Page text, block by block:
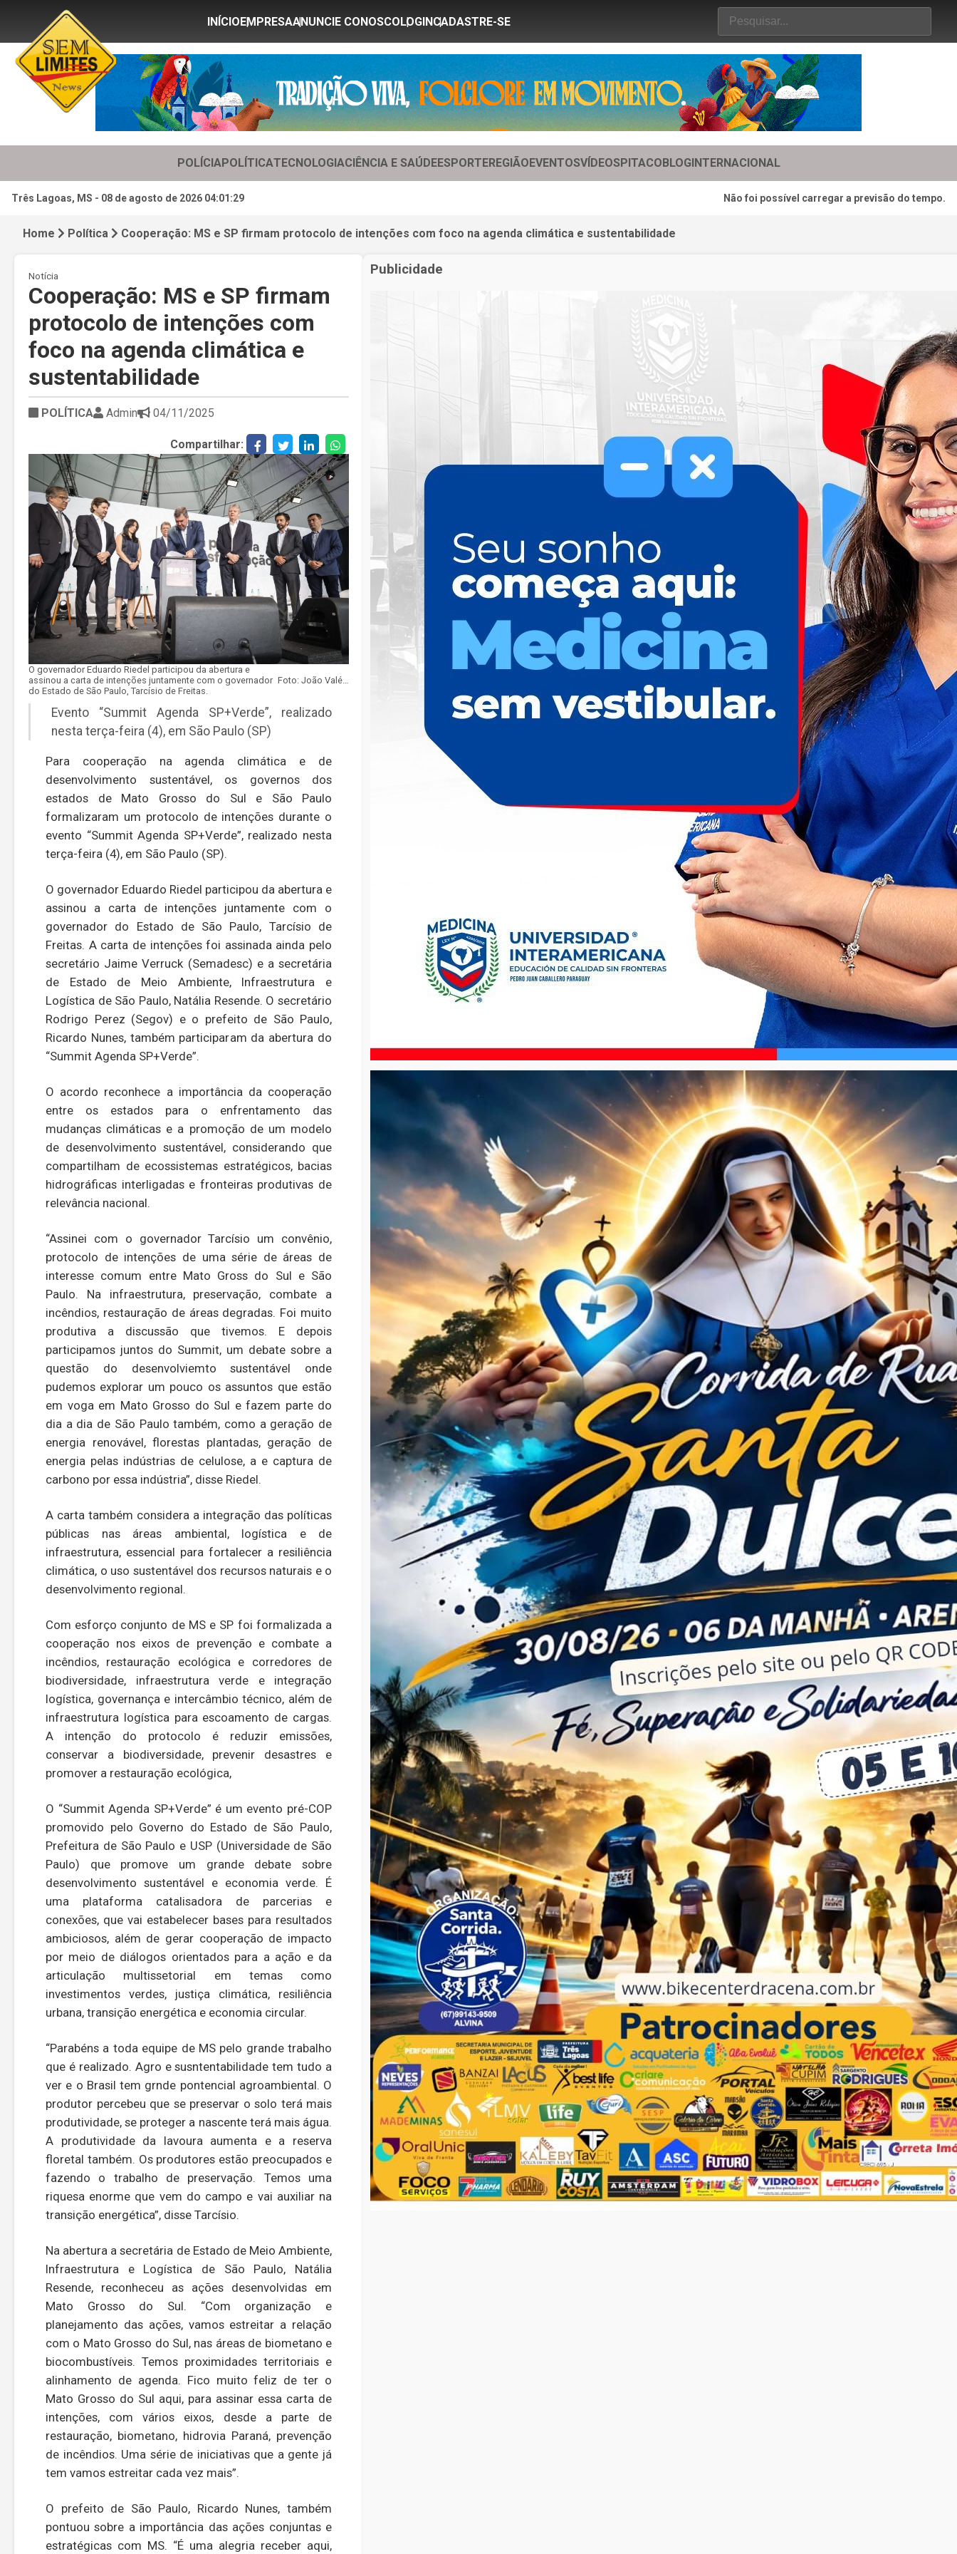
INÍCIOEMPRESAANUNCIE CONOSCOLOGINCADASTRE-SE
POLÍCIAPOLÍTICATECNOLOGIACIÊNCIA E SAÚDEESPORTEREGIÃOEVENTOSVÍDEOSPITACOBLOGINTERNACIONAL
Três Lagoas, MS - 08 de agosto de 2026 04:01:31 Não foi possível carregar a previsão do tempo.
Home Política Cooperação: MS e SP firmam protocolo de intenções com foco na agenda climática e sustentabilidade
Notícia
Cooperação: MS e SP firmam
protocolo de intenções com
foco na agenda climática e
sustentabilidade
POLÍTICA Admin 04/11/2025
Compartilhar:
O governador Eduardo Riedel participou da abertura e
assinou a carta de intenções juntamente com o governador
do Estado de São Paulo, Tarcísio de Freitas.
Foto: João Valério/ Governo do Estado de SP
Evento “Summit Agenda SP+Verde”, realizado
nesta terça-feira (4), em São Paulo (SP)
Para cooperação na agenda climática e de
desenvolvimento sustentável, os governos dos
estados de Mato Grosso do Sul e São Paulo
formalizaram um protocolo de intenções durante o
evento “Summit Agenda SP+Verde”, realizado nesta
terça-feira (4), em São Paulo (SP).
O governador Eduardo Riedel participou da abertura e
assinou a carta de intenções juntamente com o
governador do Estado de São Paulo, Tarcísio de
Freitas. A carta de intenções foi assinada ainda pelo
secretário Jaime Verruck (Semadesc) e a secretária
de Estado de Meio Ambiente, Infraestrutura e
Logística de São Paulo, Natália Resende. O secretário
Rodrigo Perez (Segov) e o prefeito de São Paulo,
Ricardo Nunes, também participaram da abertura do
“Summit Agenda SP+Verde”.
O acordo reconhece a importância da cooperação
entre os estados para o enfrentamento das
mudanças climáticas e a promoção de um modelo
de desenvolvimento sustentável, considerando que
compartilham de ecossistemas estratégicos, bacias
hidrográficas interligadas e fronteiras produtivas de
relevância nacional.
“Assinei com o governador Tarcísio um convênio,
protocolo de intenções de uma série de áreas de
interesse comum entre Mato Gross do Sul e São
Paulo. Na infraestrutura, preservação, combate a
incêndios, restauração de áreas degradas. Foi muito
produtiva a discussão que tivemos. E depois
participamos juntos do Summit, um debate sobre a
questão do desenvolviemto sustentável onde
pudemos explorar um pouco os assuntos que estão
em voga em Mato Grosso do Sul e fazem parte do
dia a dia de São Paulo também, como a geração de
energia renovável, florestas plantadas, geração de
energia pelas indústrias de celulose, a e captura de
carbono por essa indústria”, disse Riedel.
A carta também considera a integração das políticas
públicas nas áreas ambiental, logística e de
infraestrutura, essencial para fortalecer a resiliência
climática, o uso sustentável dos recursos naturais e o
desenvolvimento regional.
Com esforço conjunto de MS e SP foi formalizada a
cooperação nos eixos de prevenção e combate a
incêndios, restauração ecológica e corredores de
biodiversidade, infraestrutura verde e integração
logística, governança e intercâmbio técnico, além de
infraestrutura logística para escoamento de cargas.
A intenção do protocolo é reduzir emissões,
conservar a biodiversidade, prevenir desastres e
promover a restauração ecológica,
O “Summit Agenda SP+Verde” é um evento pré-COP
promovido pelo Governo do Estado de São Paulo,
Prefeitura de São Paulo e USP (Universidade de São
Paulo) que promove um grande debate sobre
desenvolvimento sustentável e economia verde. É
uma plataforma catalisadora de parcerias e
conexões, que vai estabelecer bases para resultados
ambiciosos, além de gerar cooperação de impacto
por meio de diálogos orientados para a ação e da
articulação multissetorial em temas como
investimentos verdes, justiça climática, resiliência
urbana, transição energética e economia circular.
“Parabéns a toda equipe de MS pelo grande trabalho
que é realizado. Agro e susntentabilidade tem tudo a
ver e o Brasil tem grnde pontencial agroambiental. O
produtor percebeu que se preservar o solo terá mais
produtividade, se proteger a nascente terá mais água.
A produtividade da lavoura aumenta e a reserva
floretal também. Os produtores estão preocupados e
fazendo o trabalho de preservação. Temos uma
riquesa enorme que vem do campo e vai auxiliar na
transição energética”, disse Tarcísio.
Na abertura a secretária de Estado de Meio Ambiente,
Infraestrutura e Logística de São Paulo, Natália
Resende, reconheceu as ações desenvolvidas em
Mato Grosso do Sul. “Com organização e
planejamento das ações, vamos estreitar a relação
com o Mato Grosso do Sul, nas áreas de biometano e
biocombustíveis. Temos proximidades territoriais e
alinhamento de agenda. Fico muito feliz de ter o
Mato Grosso do Sul aqui, para assinar essa carta de
intenções, com vários eixos, desde a parte de
restauração, biometano, hidrovia Paraná, prevenção
de incêndios. Uma série de iniciativas que a gente já
tem vamos estreitar cada vez mais”.
O prefeito de São Paulo, Ricardo Nunes, também
pontuou sobre a importância das ações conjuntas e
estratégicas com MS. “É uma alegria receber aqui,
Publicidade